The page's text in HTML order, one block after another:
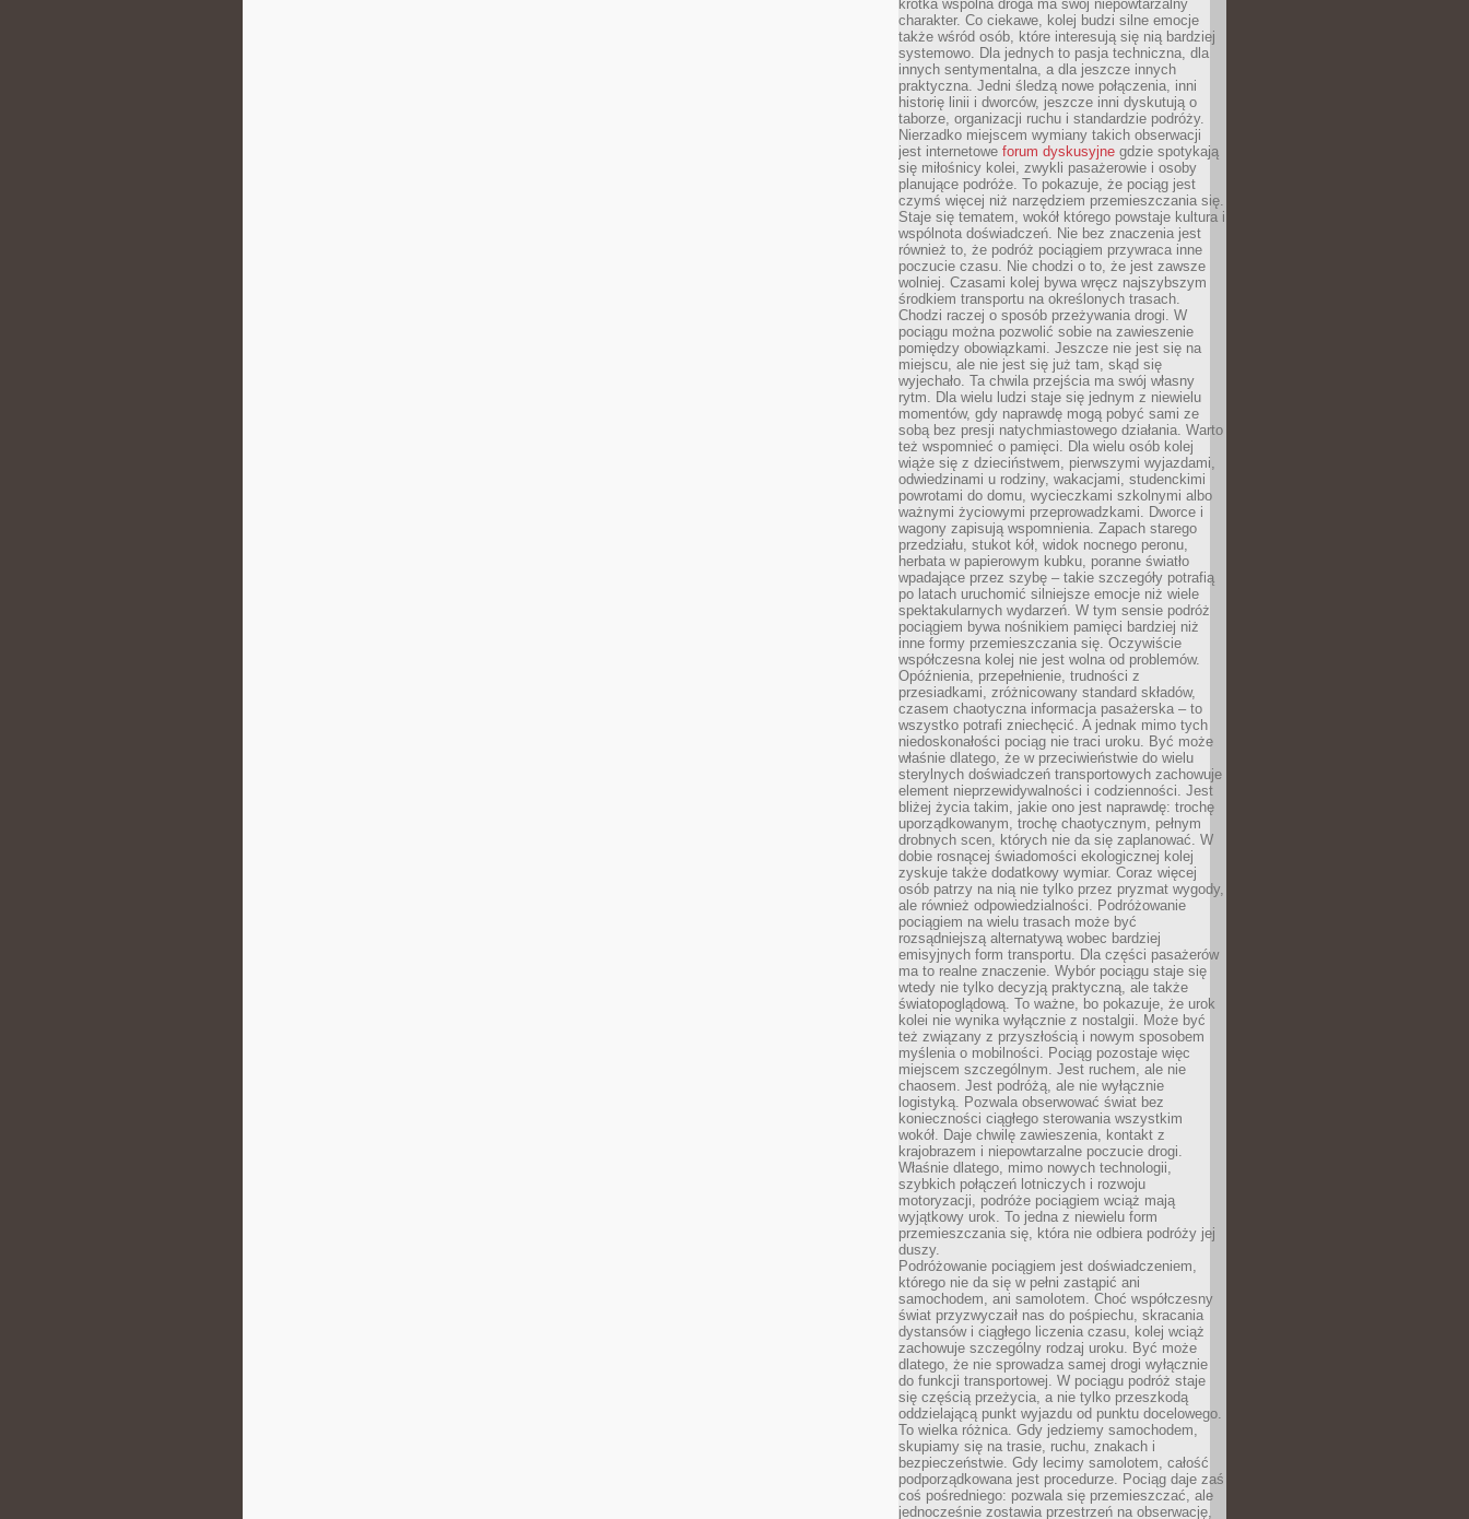
krótka wspólna droga ma swój niepowtarzalny
charakter. Co ciekawe, kolej budzi silne emocje
także wśród osób, które interesują się nią bardziej
systemowo. Dla jednych to pasja techniczna, dla
innych sentymentalna, a dla jeszcze innych
praktyczna. Jedni śledzą nowe połączenia, inni
historię linii i dworców, jeszcze inni dyskutują o
taborze, organizacji ruchu i standardzie podróży.
Nierzadko miejscem wymiany takich obserwacji
jest internetowe forum dyskusyjne gdzie spotykają
się miłośnicy kolei, zwykli pasażerowie i osoby
planujące podróże. To pokazuje, że pociąg jest
czymś więcej niż narzędziem przemieszczania się.
Staje się tematem, wokół którego powstaje kultura i
wspólnota doświadczeń. Nie bez znaczenia jest
również to, że podróż pociągiem przywraca inne
poczucie czasu. Nie chodzi o to, że jest zawsze
wolniej. Czasami kolej bywa wręcz najszybszym
środkiem transportu na określonych trasach.
Chodzi raczej o sposób przeżywania drogi. W
pociągu można pozwolić sobie na zawieszenie
pomiędzy obowiązkami. Jeszcze nie jest się na
miejscu, ale nie jest się już tam, skąd się
wyjechało. Ta chwila przejścia ma swój własny
rytm. Dla wielu ludzi staje się jednym z niewielu
momentów, gdy naprawdę mogą pobyć sami ze
sobą bez presji natychmiastowego działania. Warto
też wspomnieć o pamięci. Dla wielu osób kolej
wiąże się z dzieciństwem, pierwszymi wyjazdami,
odwiedzinami u rodziny, wakacjami, studenckimi
powrotami do domu, wycieczkami szkolnymi albo
ważnymi życiowymi przeprowadzkami. Dworce i
wagony zapisują wspomnienia. Zapach starego
przedziału, stukot kół, widok nocnego peronu,
herbata w papierowym kubku, poranne światło
wpadające przez szybę – takie szczegóły potrafią
po latach uruchomić silniejsze emocje niż wiele
spektakularnych wydarzeń. W tym sensie podróż
pociągiem bywa nośnikiem pamięci bardziej niż
inne formy przemieszczania się. Oczywiście
współczesna kolej nie jest wolna od problemów.
Opóźnienia, przepełnienie, trudności z
przesiadkami, zróżnicowany standard składów,
czasem chaotyczna informacja pasażerska – to
wszystko potrafi zniechęcić. A jednak mimo tych
niedoskonałości pociąg nie traci uroku. Być może
właśnie dlatego, że w przeciwieństwie do wielu
sterylnych doświadczeń transportowych zachowuje
element nieprzewidywalności i codzienności. Jest
bliżej życia takim, jakie ono jest naprawdę: trochę
uporządkowanym, trochę chaotycznym, pełnym
drobnych scen, których nie da się zaplanować. W
dobie rosnącej świadomości ekologicznej kolej
zyskuje także dodatkowy wymiar. Coraz więcej
osób patrzy na nią nie tylko przez pryzmat wygody,
ale również odpowiedzialności. Podróżowanie
pociągiem na wielu trasach może być
rozsądniejszą alternatywą wobec bardziej
emisyjnych form transportu. Dla części pasażerów
ma to realne znaczenie. Wybór pociągu staje się
wtedy nie tylko decyzją praktyczną, ale także
światopoglądową. To ważne, bo pokazuje, że urok
kolei nie wynika wyłącznie z nostalgii. Może być
też związany z przyszłością i nowym sposobem
myślenia o mobilności. Pociąg pozostaje więc
miejscem szczególnym. Jest ruchem, ale nie
chaosem. Jest podróżą, ale nie wyłącznie
logistyką. Pozwala obserwować świat bez
konieczności ciągłego sterowania wszystkim
wokół. Daje chwilę zawieszenia, kontakt z
krajobrazem i niepowtarzalne poczucie drogi.
Właśnie dlatego, mimo nowych technologii,
szybkich połączeń lotniczych i rozwoju
motoryzacji, podróże pociągiem wciąż mają
wyjątkowy urok. To jedna z niewielu form
przemieszczania się, która nie odbiera podróży jej
duszy.
Podróżowanie pociągiem jest doświadczeniem,
którego nie da się w pełni zastąpić ani
samochodem, ani samolotem. Choć współczesny
świat przyzwyczaił nas do pośpiechu, skracania
dystansów i ciągłego liczenia czasu, kolej wciąż
zachowuje szczególny rodzaj uroku. Być może
dlatego, że nie sprowadza samej drogi wyłącznie
do funkcji transportowej. W pociągu podróż staje
się częścią przeżycia, a nie tylko przeszkodą
oddzielającą punkt wyjazdu od punktu docelowego.
To wielka różnica. Gdy jedziemy samochodem,
skupiamy się na trasie, ruchu, znakach i
bezpieczeństwie. Gdy lecimy samolotem, całość
podporządkowana jest procedurze. Pociąg daje zaś
coś pośredniego: pozwala się przemieszczać, ale
jednocześnie zostawia przestrzeń na obserwację,